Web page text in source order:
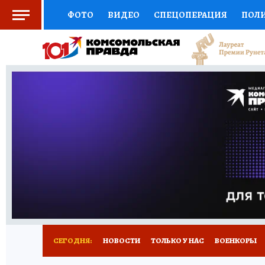
ФОТО ВИДЕО СПЕЦОПЕРАЦИЯ
СОЦПОДДЕРЖКА НАУКА СПОРТ
ВЫБОР ЭКСПЕРТОВ ДОКТОР
ПРОГНОЗЫ НА СПОРТ
НОВОЕ
СЕГОДНЯ: НОВОСТИ ТОЛЬКО У НАС ВОЕНКОРЫ